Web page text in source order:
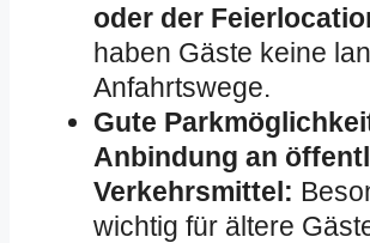
oder der
haben Gäste keine
Anfahrtswege.
Gute
Anbindung an
Verkehrsmittel:
wichtig für ältere